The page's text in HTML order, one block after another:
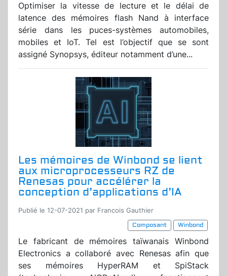
Optimiser la vitesse de lecture et le délai de
latence des mémoires flash Nand à interface
série dans les puces-systèmes automobiles,
mobiles et IoT. Tel est l’objectif que se sont
assigné Synopsys, éditeur notamment d’une...
Les mémoires de Winbond se lient
aux microprocesseurs RZ de
Renesas pour accélérer la
conception d’applications d’IA
Publié le 12-07-2021 par Francois Gauthier
Composant
Winbond
Le fabricant de mémoires taïwanais Winbond
Electronics a collaboré avec Renesas afin que
ses mémoires HyperRAM et SpiStack